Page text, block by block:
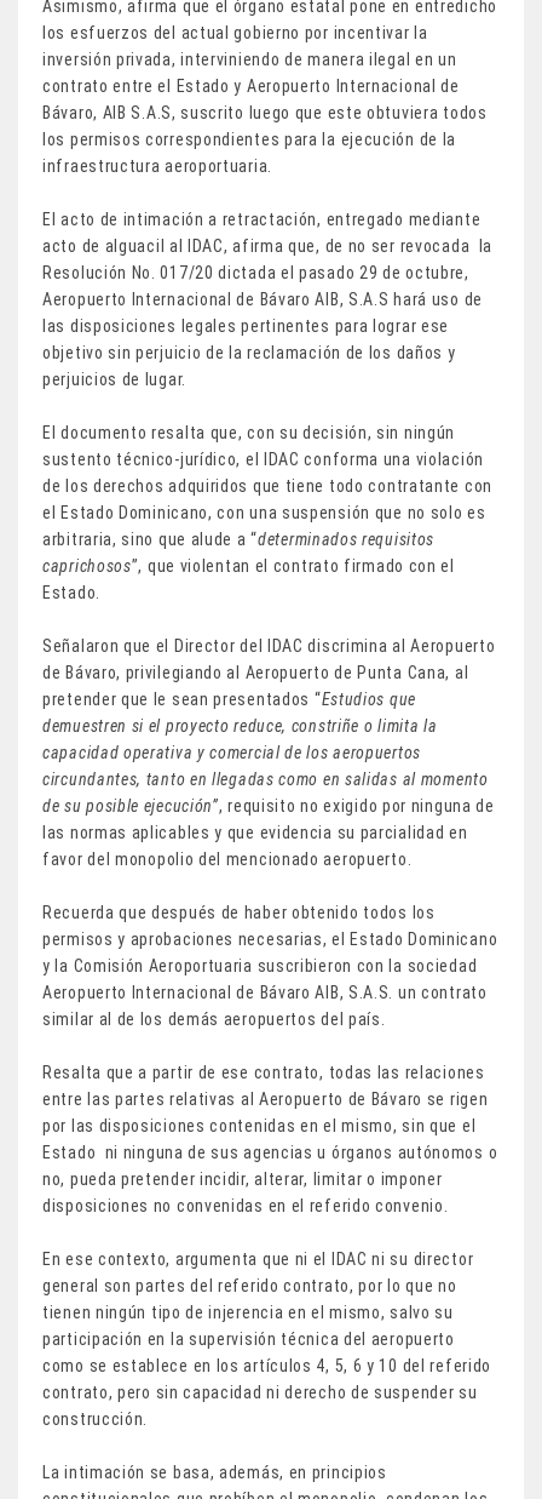
Asimismo, afirma que el órgano estatal pone en entredicho
los esfuerzos del actual gobierno por incentivar la
inversión privada, interviniendo de manera ilegal en un
contrato entre el Estado y Aeropuerto Internacional de
Bávaro, AIB S.A.S, suscrito luego que este obtuviera todos
los permisos correspondientes para la ejecución de la
infraestructura aeroportuaria.
El acto de intimación a retractación, entregado mediante
acto de alguacil al IDAC, afirma que, de no ser revocada la
Resolución No. 017/20 dictada el pasado 29 de octubre,
Aeropuerto Internacional de Bávaro AIB, S.A.S hará uso de
las disposiciones legales pertinentes para lograr ese
objetivo sin perjuicio de la reclamación de los daños y
perjuicios de lugar.
El documento resalta que, con su decisión, sin ningún
sustento técnico-jurídico, el IDAC conforma una violación
de los derechos adquiridos que tiene todo contratante con
el Estado Dominicano, con una suspensión que no solo es
arbitraria, sino que alude a “determinados requisitos
caprichosos”, que violentan el contrato firmado con el
Estado.
Señalaron que el Director del IDAC discrimina al Aeropuerto
de Bávaro, privilegiando al Aeropuerto de Punta Cana, al
pretender que le sean presentados “Estudios que
demuestren si el proyecto reduce, constriñe o limita la
capacidad operativa y comercial de los aeropuertos
circundantes, tanto en llegadas como en salidas al momento
de su posible ejecución”, requisito no exigido por ninguna de
las normas aplicables y que evidencia su parcialidad en
favor del monopolio del mencionado aeropuerto.
Recuerda que después de haber obtenido todos los
permisos y aprobaciones necesarias, el Estado Dominicano
y la Comisión Aeroportuaria suscribieron con la sociedad
Aeropuerto Internacional de Bávaro AIB, S.A.S. un contrato
similar al de los demás aeropuertos del país.
Resalta que a partir de ese contrato, todas las relaciones
entre las partes relativas al Aeropuerto de Bávaro se rigen
por las disposiciones contenidas en el mismo, sin que el
Estado ni ninguna de sus agencias u órganos autónomos o
no, pueda pretender incidir, alterar, limitar o imponer
disposiciones no convenidas en el referido convenio.
En ese contexto, argumenta que ni el IDAC ni su director
general son partes del referido contrato, por lo que no
tienen ningún tipo de injerencia en el mismo, salvo su
participación en la supervisión técnica del aeropuerto
como se establece en los artículos 4, 5, 6 y 10 del referido
contrato, pero sin capacidad ni derecho de suspender su
construcción.
La intimación se basa, además, en principios